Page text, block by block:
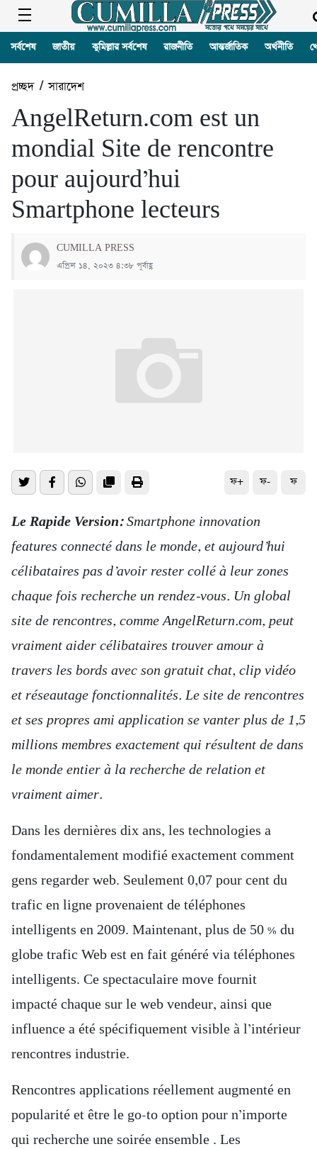
সর্বশেষ জাতীয় কুমিল্লার সর্বশেষ রাজনীতি আন্তর্জাতিক অর্থনীতি
প্রচ্ছদ/সারাদেশ
AngelReturn.com est un
mondial Site de rencontre
pour aujourd’hui
Smartphone lecteurs
CUMILLA PRESS
এপ্রিল ১৪, ২০২৩ ৪:৩৮ পূর্বাহ্ণ
ফ+ ফ- ফ
Le Rapide Version:Smartphone innovation
features connecté dans le monde, et aujourd’hui
célibataires pas d’avoir rester collé à leur zones
chaque fois recherche un rendez-vous. Un global
site de rencontres, comme AngelReturn.com, peut
vraiment aider célibataires trouver amour à
travers les bords avec son gratuit chat, clip vidéo
et réseautage fonctionnalités. Le site de rencontres
et ses propres ami application se vanter plus de 1,5
millions membres exactement qui résultent de dans
le monde entier à la recherche de relation et
vraiment aimer.
Dans les dernières dix ans, les technologies a
fondamentalement modifié exactement comment
gens regarder web. Seulement 0,07 pour cent du
trafic en ligne provenaient de téléphones
intelligents en 2009. Maintenant, plus de 50 % du
globe trafic Web est en fait généré via téléphones
intelligents. Ce spectaculaire move fournit
impacté chaque sur le web vendeur, ainsi que
influence a été spécifiquement visible à l’intérieur
rencontres industrie.
Rencontres applications réellement augmenté en
popularité et être le go-to option pour n’importe
qui recherche une soirée ensemble . Les